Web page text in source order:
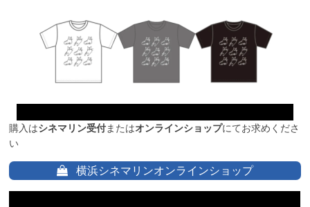
購入はシネマリン受付またはオンラインショップにてお求めくださ
い
横浜シネマリンオンラインショップ